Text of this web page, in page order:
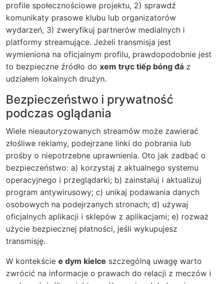
profile społecznościowe projektu, 2) sprawdź
komunikaty prasowe klubu lub organizatorów
wydarzeń, 3) zweryfikuj partnerów medialnych i
platformy streamujące. Jeżeli transmisja jest
wymieniona na oficjalnym profilu, prawdopodobnie jest
to bezpieczne źródło do xem trực tiếp bóng đá z
udziałem lokalnych drużyn.
Bezpieczeństwo i prywatność
podczas oglądania
Wiele nieautoryzowanych streamów może zawierać
złośliwe reklamy, podejrzane linki do pobrania lub
prośby o niepotrzebne uprawnienia. Oto jak zadbać o
bezpieczeństwo: a) korzystaj z aktualnego systemu
operacyjnego i przeglądarki; b) zainstaluj i aktualizuj
program antywirusowy; c) unikaj podawania danych
osobowych na podejrzanych stronach; d) używaj
oficjalnych aplikacji i sklepów z aplikacjami; e) rozważ
użycie bezpiecznej płatności, jeśli wykupujesz
transmisję.
W kontekście e dym kielce szczególną uwagę warto
zwrócić na informacje o prawach do relacji z meczów i